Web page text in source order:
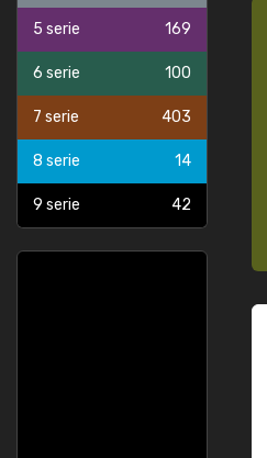
5 serie 169
6 serie 100
7 serie 403
8 serie 14
9 serie 42